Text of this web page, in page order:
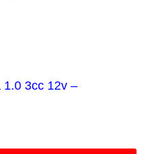
1.0 3cc 12v –